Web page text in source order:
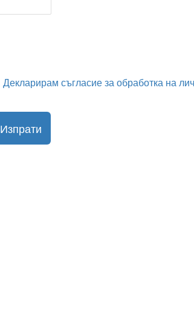
Декларирам съгласие за обработка на
Изпрати